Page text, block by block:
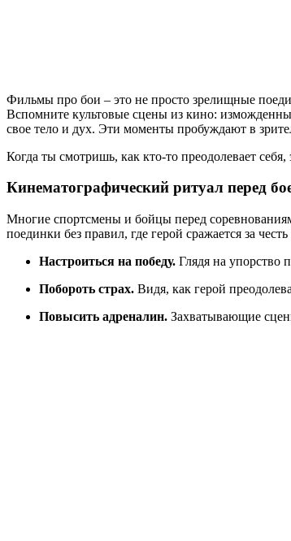
Фильмы про бои – это не просто зрелищные
Вспомните культовые сцены из кино:
свое тело и дух. Эти моменты пробуждают в
Когда ты смотришь, как кто-то преодолевает себя,
Кинематографический ритуал перед
Многие спортсмены и бойцы перед
поединки без правил, где герой сражается за
Настроиться на победу. Глядя на упорство
Побороть страх. Видя, как герой
Повысить адреналин. Захватывающие